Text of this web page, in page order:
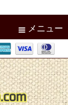
メニュー